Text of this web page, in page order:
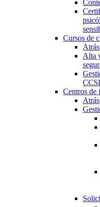
Cursos de
Atrás
Alta
Centros de
Atrás